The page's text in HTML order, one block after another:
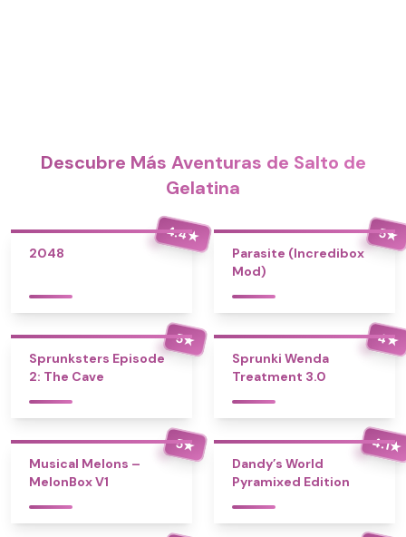
Descubre Más Aventuras de Salto de
Gelatina
4.4★
2048
5★
Parasite (Incredibox
Mod)
5★
Sprunksters Episode
2: The Cave
4★
Sprunki Wenda
Treatment 3.0
5★
Musical Melons –
MelonBox V1
4.1★
Dandy’s World
Pyramixed Edition